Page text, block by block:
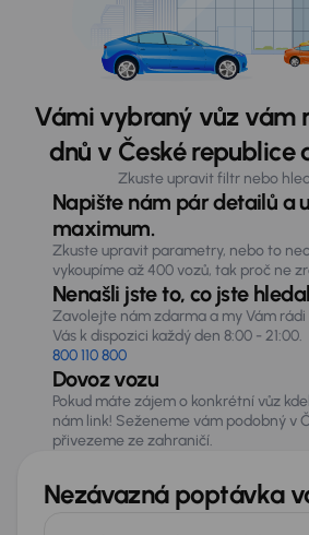
Vámi vybraný vůz vám
dnů v České republice
Zkuste upravit filtr nebo
Napište nám pár detailů a
maximum.
Zkuste upravit parametry, nebo to
vykoupíme až 400 vozů, tak proč ne
Nenašli jste to, co jste
Zavolejte nám zdarma a my Vám
Vás k dispozici každý den 8:00 - 21:00.
800 110 800
Dovoz vozu
Pokud máte zájem o konkrétní vůz
nám link! Seženeme vám podobný v
přivezeme ze zahraničí.
Nezávazná poptávka